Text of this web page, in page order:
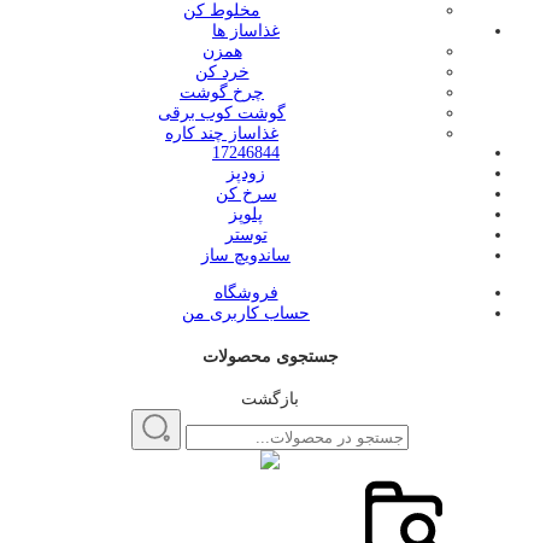
مخلوط کن
غذاساز ها
همزن
خرد کن
چرخ گوشت
گوشت کوب برقی
غذاساز چند کاره
17246844
زودپز
سرخ کن
پلوپز
توستر
ساندویچ ساز
فروشگاه
حساب کاربری من
جستجوی محصولات
بازگشت